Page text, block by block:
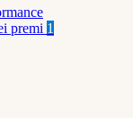
premi 1